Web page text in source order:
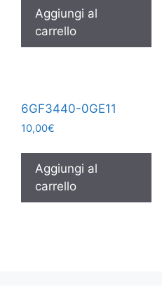
Aggiungi al
carrello
6GF3440-0GE11
10,00€
Aggiungi al
carrello